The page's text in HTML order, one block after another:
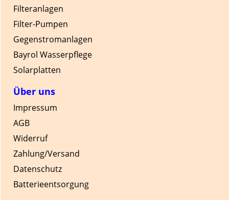
Filteranlagen
Filter-Pumpen
Gegenstromanlagen
Bayrol Wasserpflege
Solarplatten
Über uns
Impressum
AGB
Widerruf
Zahlung/Versand
Datenschutz
Batterieentsorgung